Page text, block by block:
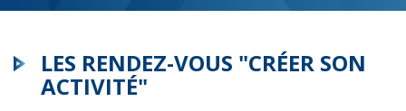
LES RENDEZ-VOUS "CRÉER SON
ACTIVITÉ"